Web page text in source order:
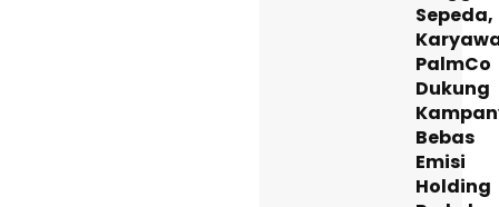
Sepeda,
PalmCo
Dukung
Bebas
Emisi
Holding